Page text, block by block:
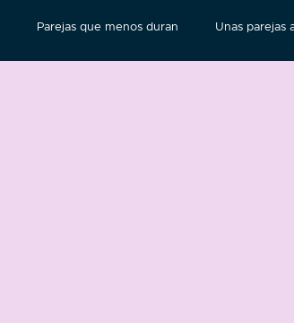
Parejas que menos duran Unas parejas